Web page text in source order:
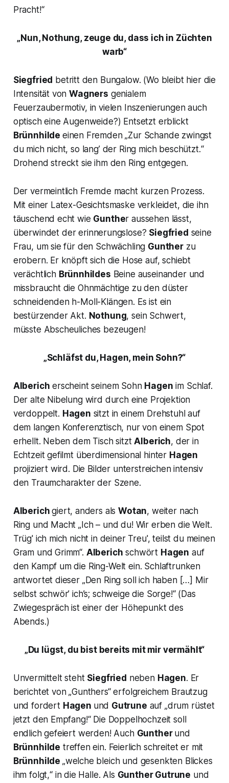
Pracht!“
„Nun, Nothung, zeuge du, dass ich in Züchten
warb“
Siegfried betritt den Bungalow. (Wo bleibt hier die
Intensität vonWagners genialem
Feuerzaubermotiv, in vielen Inszenierungen auch
optisch eine Augenweide?) Entsetzt erblickt
Brünnhilde einen Fremden„Zur Schande zwingst
du mich nicht, so lang’ der Ring mich beschützt.“
Drohend streckt sie ihm den Ring entgegen.
Der vermeintlich Fremde macht kurzen Prozess.
Mit einer Latex-Gesichtsmaske verkleidet, die ihn
täuschend echt wie Gunther aussehen lässt,
überwindet der erinnerungslose? Siegfried seine
Frau, um sie für den Schwächling Guntherzu
erobern. Er knöpft sich die Hose auf, schiebt
verächtlich Brünnhildes Beine auseinander und
missbraucht die Ohnmächtige zu den düster
schneidenden h-Moll-Klängen. Es ist ein
bestürzender Akt. Nothung, sein Schwert,
müsste Abscheuliches bezeugen!
„Schläfst du, Hagen, mein Sohn?“
Alberich erscheint seinem Sohn Hagen im Schlaf.
Der alte Nibelung wird durch eine Projektion
verdoppelt. Hagen sitzt in einem Drehstuhl auf
dem langen Konferenztisch, nur von einem Spot
erhellt. Neben dem Tisch sitztAlberich, der in
Echtzeit gefilmt überdimensional hinter Hagen
projiziert wird. Die Bilder unterstreichen intensiv
den Traumcharakter der Szene.
Alberichgiert, anders alsWotan, weiter nach
Ring und Macht„Ich – und du! Wir erben die Welt.
Trüg' ich mich nicht in deiner Treu', teilst du meinen
Gram und Grimm“. Alberich schwört Hagen auf
den Kampf um die Ring-Welt ein. Schlaftrunken
antwortet dieser „Den Ring soll ich haben […] Mir
selbst schwör’ ich’s; schweige die Sorge!“ (Das
Zwiegespräch ist einer der Höhepunkt des
Abends.)
„Du lügst, du bist bereits mit mir vermählt“
Unvermittelt steht Siegfried neben Hagen. Er
berichtet von„Gunthers“erfolgreichem Brautzug
und fordert Hagen und Gutrune auf „drum rüstet
jetzt den Empfang!“Die Doppelhochzeit soll
endlich gefeiert werden! Auch Gunther und
Brünnhilde treffen ein. Feierlich schreitet er mit
Brünnhilde „welche bleich und gesenkten Blickes
ihm folgt,“in die Halle. Als Gunther Gutrune und